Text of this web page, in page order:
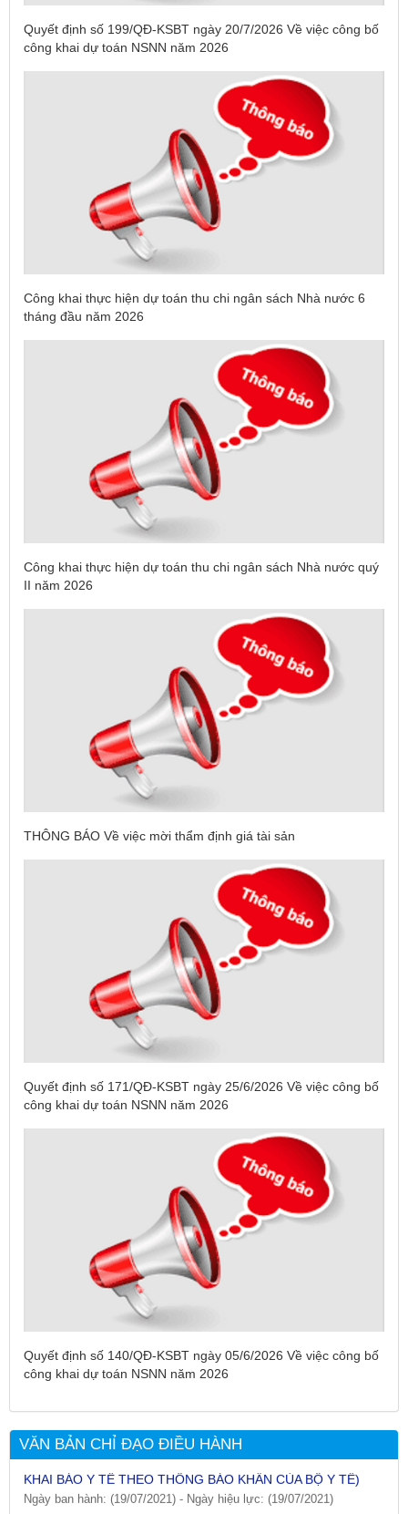
Quyết định số 199/QĐ-KSBT ngày 20/7/2026 Về việc công bố
công khai dự toán NSNN năm 2026
Công khai thực hiện dự toán thu chi ngân sách Nhà nước 6
tháng đầu năm 2026
Công khai thực hiện dự toán thu chi ngân sách Nhà nước quý
II năm 2026
THÔNG BÁO Về việc mời thẩm định giá tài sản
Quyết định số 171/QĐ-KSBT ngày 25/6/2026 Về việc công bố
công khai dự toán NSNN năm 2026
Quyết định số 140/QĐ-KSBT ngày 05/6/2026 Về việc công bố
công khai dự toán NSNN năm 2026
VĂN BẢN CHỈ ĐẠO ĐIỀU HÀNH
Tên:(DANH SÁCH CÁC ĐỊA PHƯƠNG ĐANG THỰC HIỆN
CÁCH LY XÃ HỘI VÀ GIÃN CÁCH XÃ HỘI TÍNH ĐẾN 17H
NGÀY 25/7/2021)
Tên: (CẬP NHẬT DANH SÁCH CÁC ĐỊA ĐIỂM NGUY CƠ CẦN
KHAI BÁO Y TẾ THEO THÔNG BÁO KHẨN CỦA BỘ Y TẾ)
Ngày ban hành: (19/07/2021) -Ngày hiệu lực: (19/07/2021)